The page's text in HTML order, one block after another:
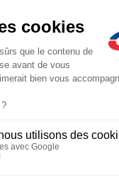
Présentation
Presse
Actualités